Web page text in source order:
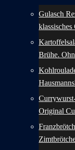
Gulasch
klassisches
Brühe.
Original